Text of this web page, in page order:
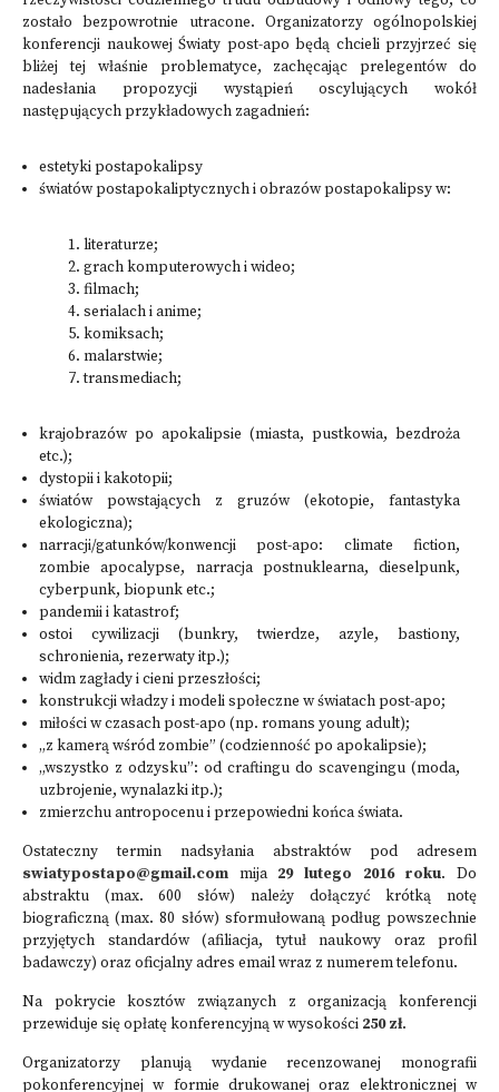
zostało bezpowrotnie ut­racone. Organizatorzy ogólnopolskiej
konferencji naukowej Światy post-apo będą chcieli przyjrzeć się
bliżej tej właśnie problematyce, zachęcając prelegentów do
nadesłania propozycji wystąpień os­cylujących wokół
następujących przykładowych zagadnień:
estetyki postapokalipsy
światów postapokaliptycznych i obrazów postapokalipsy w:
literaturze;
grach komputerowych i wideo;
filmach;
serialach i anime;
komiksach;
malarstwie;
transmediach;
krajobrazów po apokalipsie (miasta, pustkowia, bezdroża
etc.);
dystopii i kakotopii;
światów powstających z gruzów (ekotopie, fantastyka
ekologiczna);
narracji/gatunków/konwencji post-apo: climate fiction,
zombie apocalypse, narracja postnuklearna, dieselpunk,
cyberpunk, biopunk etc.;
pandemii i katastrof;
ostoi cywilizacji (bunkry, twierdze, azyle, bastiony,
schronienia, rezerwaty itp.);
widm zagłady i cieni przeszłości;
konstrukcji władzy i modeli społeczne w światach post-apo;
miłości w czasach post-apo (np. romans young adult);
„z kamerą wśród zombie” (codzienność po apokalipsie);
„wszystko z odzysku”: od craftingu do scavengingu (moda,
uzbrojenie, wynalazki itp.);
zmierzchu antropocenu i przepowiedni końca świata.
Ostateczny termin nadsyłania abstraktów pod adresem
swiatypostapo@gmail.com mija 29 lutego 2016 roku. Do
abstraktu (max. 600 słów) należy dołączyć krótką notę
biograficzną (max. 80 słów) sformułowaną podług powszechnie
przyjętych standardów (afiliacja, tytuł naukowy oraz profil
badawczy) oraz oficjalny adres email wraz z numerem telefonu.
Na pokrycie kosztów związanych z organizacją konferencji
przewiduje się opłatę konferencyjną w wysokości 250 zł.
Organizatorzy planują wydanie recenzowanej monografii
pokonferencyjnej w formie drukowanej oraz elektronicznej w